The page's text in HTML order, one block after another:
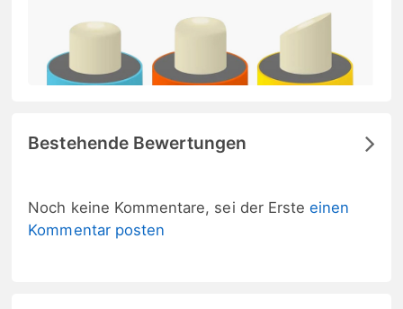
Bestehende Bewertungen
Noch keine Kommentare, sei der Ersteeinen
Kommentar posten